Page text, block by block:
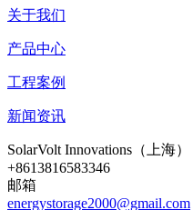
关于我们
产品中心
工程案例
新闻资讯
SolarVolt Innovations（上海）
+8613816583346
邮箱
energystorage2000@gmail.com